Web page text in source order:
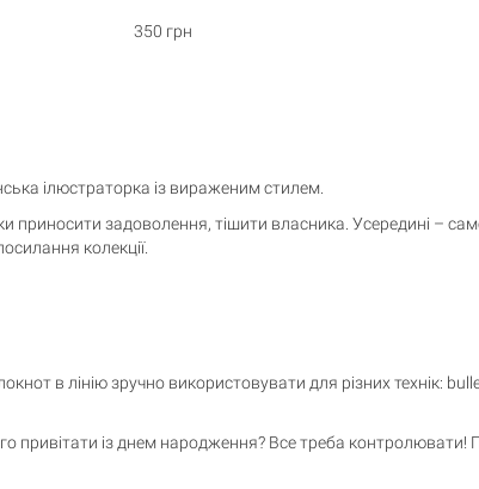
350 грн
ілюстраторка із вираженим стилем.
задоволення, тішити власника. Усередині –
колекції.
в лінію зручно використовувати для різних технік:
привітати із днем ​​народження? Все треба контролювати!